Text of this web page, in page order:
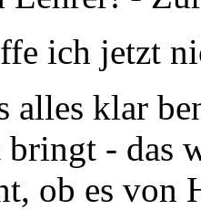
ich jetzt
alles klar
bringt - das
ob es